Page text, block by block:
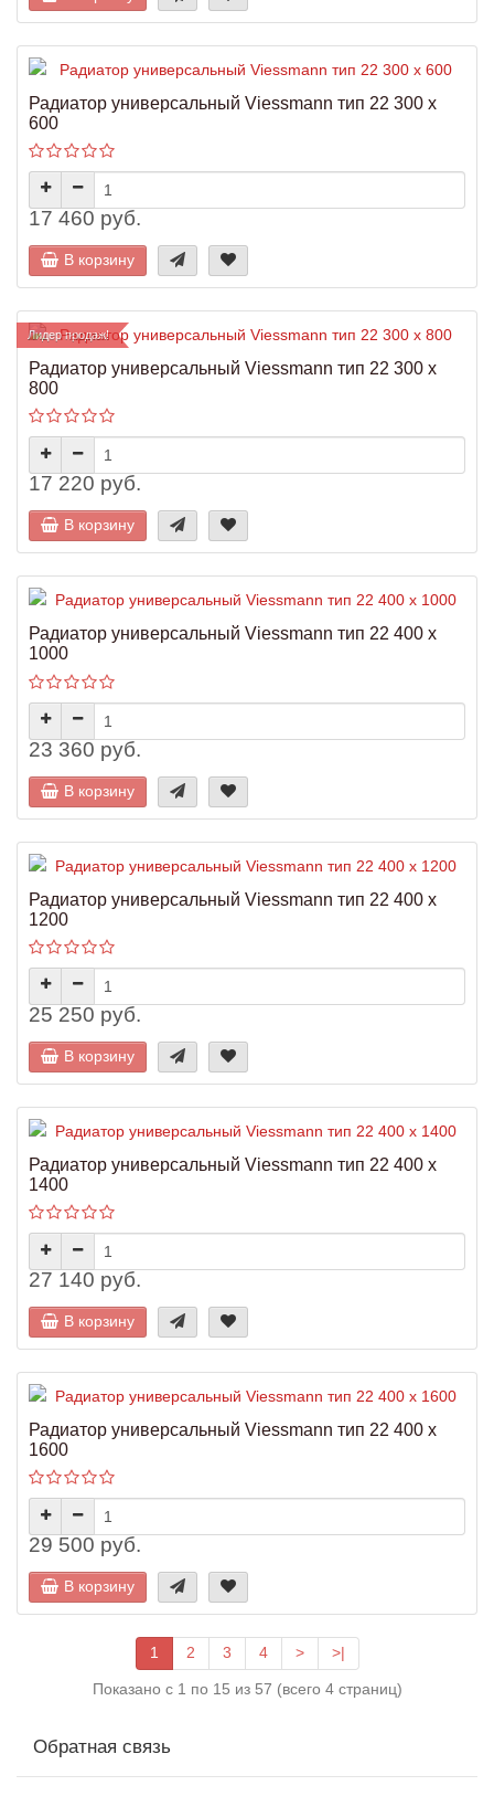
Радиатор универсальный Viessmann тип 22 300 x
600
17 460 руб.
В корзину
Лидер продаж!
Радиатор универсальный Viessmann тип 22 300 x
800
17 220 руб.
В корзину
Радиатор универсальный Viessmann тип 22 400 x
1000
23 360 руб.
В корзину
Радиатор универсальный Viessmann тип 22 400 x
1200
25 250 руб.
В корзину
Радиатор универсальный Viessmann тип 22 400 x
1400
27 140 руб.
В корзину
Радиатор универсальный Viessmann тип 22 400 x
1600
29 500 руб.
В корзину
1 2 3 4 > >|
Показано с 1 по 15 из 57 (всего 4 страниц)
Обратная связь